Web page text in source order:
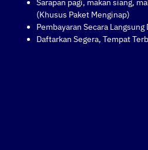
Sarapan pagi, makan siang,
(Khusus Paket Menginap)
Pembayaran Secara
Daftarkan Segera, Tempat